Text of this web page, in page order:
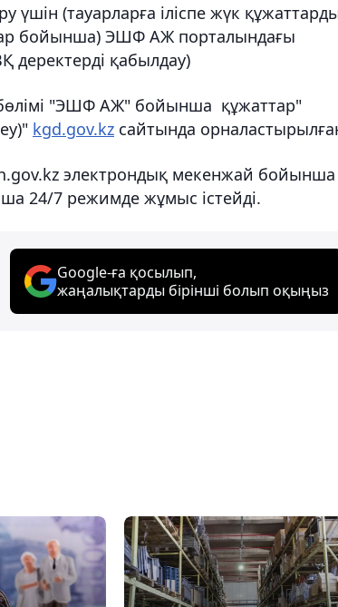
үшін (тауарларға іліспе жүк
бойынша) ЭШФ АЖ порталындағы
деректерді қабылдау)
"ЭШФ АЖ" бойынша құжаттар"
kgd.gov.kz сайтында
электрондық мекенжай бойынша
24/7 режимде жұмыс істейді.
Google-ға қосылып,
жаңалықтарды бірінші болып оқыңыз